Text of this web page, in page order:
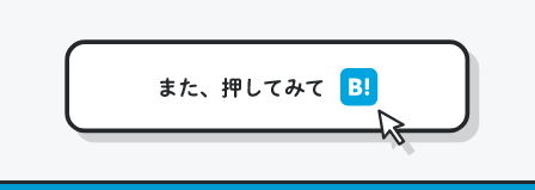
私も3年前ぐらいに祖母の家に設置した。ポケットWifiみ
たいなのでネット環境作ったけどAlexaしか使わないので
回線代ほとんどかからないですよ。参考：
https://toyoshi.hatenablog.com/entry/2019/05/15/1805